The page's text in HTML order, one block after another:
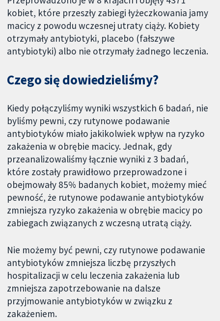
kobiet, które przeszły zabiegi łyżeczkowania jamy
macicy z powodu wczesnej utraty ciąży. Kobiety
otrzymały antybiotyki, placebo (fałszywe
antybiotyki) albo nie otrzymały żadnego leczenia.
Czego się dowiedzieliśmy?
Kiedy połączyliśmy wyniki wszystkich 6 badań, nie
byliśmy pewni, czy rutynowe podawanie
antybiotyków miało jakikolwiek wpływ na ryzyko
zakażenia w obrębie macicy. Jednak, gdy
przeanalizowaliśmy łącznie wyniki z 3 badań,
które zostały prawidłowo przeprowadzone i
obejmowały 85% badanych kobiet, możemy mieć
pewność, że rutynowe podawanie antybiotyków
zmniejsza ryzyko zakażenia w obrębie macicy po
zabiegach związanych z wczesną utratą ciąży.
Nie możemy być pewni, czy rutynowe podawanie
antybiotyków zmniejsza liczbę przyszłych
hospitalizacji w celu leczenia zakażenia lub
zmniejsza zapotrzebowanie na dalsze
przyjmowanie antybiotyków w związku z
zakażeniem.